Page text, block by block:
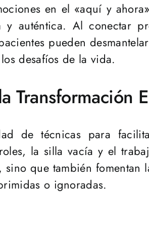
en el «aquí y
auténtica. Al conectar
pueden
desafíos de la vida.
Transformación
de técnicas para
la silla vacía y el
que también
o ignoradas.